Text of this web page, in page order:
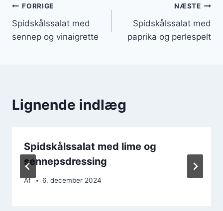
Indlægsnavigation
FORRIGE
Spidskålssalat med
sennep og vinaigrette
NÆSTE
Spidskålssalat med
paprika og perlespelt
Lignende indlæg
Spidskålssalat med lime og
sennepsdressing
Af 6. december 2024